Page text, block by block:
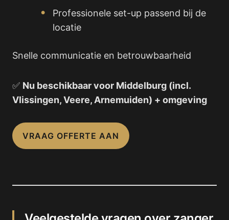
Professionele set-up passend bij de
locatie
Snelle communicatie en betrouwbaarheid
✅ Nu beschikbaar voor Middelburg (incl.
Vlissingen, Veere, Arnemuiden) + omgeving
VRAAG OFFERTE AAN